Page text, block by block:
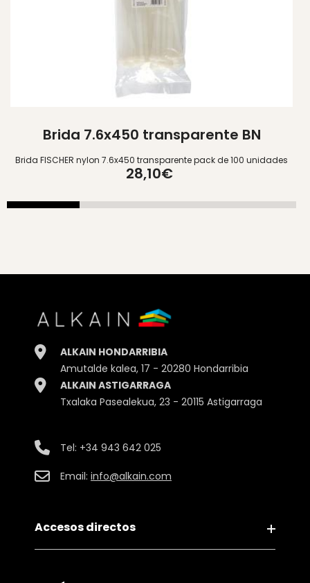
Brida 7.6x450 transparente BN
Brida FISCHER nylon 7.6x450 transparente pack de 100 unidades
28,10€
ALKAIN HONDARRIBIA
Amutalde kalea, 17 - 20280 Hondarribia
ALKAIN ASTIGARRAGA
Txalaka Pasealekua, 23 - 20115 Astigarraga
Tel: +34 943 642 025
Email: info@alkain.com
Accesos directos